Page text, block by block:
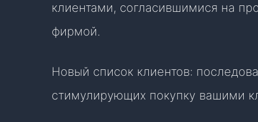
клиентами, согласившимися на
фирмой.
Новый список клиентов:
стимулирующих покупку вашими